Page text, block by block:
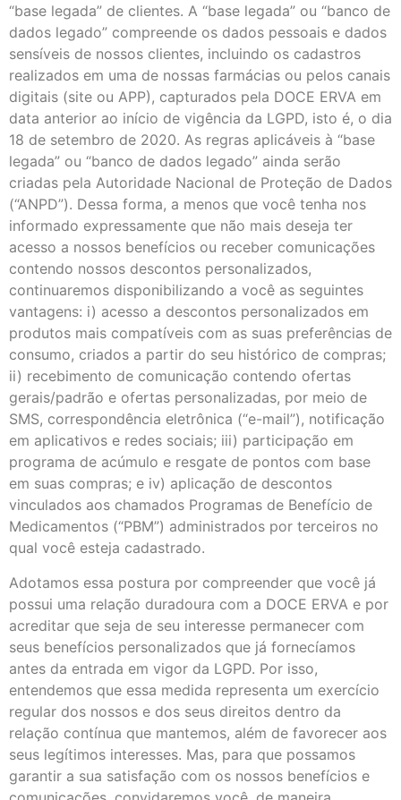
“base legada” de clientes. A “base legada” ou “banco de
dados legado” compreende os dados pessoais e dados
sensíveis de nossos clientes, incluindo os cadastros
realizados em uma de nossas farmácias ou pelos canais
digitais (site ou APP), capturados pela DOCE ERVA em
data anterior ao início de vigência da LGPD, isto é, o dia
18 de setembro de 2020. As regras aplicáveis à “base
legada” ou “banco de dados legado” ainda serão
criadas pela Autoridade Nacional de Proteção de Dados
(“ANPD”). Dessa forma, a menos que você tenha nos
informado expressamente que não mais deseja ter
acesso a nossos benefícios ou receber comunicações
contendo nossos descontos personalizados,
continuaremos disponibilizando a você as seguintes
vantagens: i) acesso a descontos personalizados em
produtos mais compatíveis com as suas preferências de
consumo, criados a partir do seu histórico de compras;
ii) recebimento de comunicação contendo ofertas
gerais/padrão e ofertas personalizadas, por meio de
SMS, correspondência eletrônica (“e-mail”), notificação
em aplicativos e redes sociais; iii) participação em
programa de acúmulo e resgate de pontos com base
em suas compras; e iv) aplicação de descontos
vinculados aos chamados Programas de Benefício de
Medicamentos (“PBM”) administrados por terceiros no
qual você esteja cadastrado.
Adotamos essa postura por compreender que você já
possui uma relação duradoura com a DOCE ERVA e por
acreditar que seja de seu interesse permanecer com
seus benefícios personalizados que já fornecíamos
antes da entrada em vigor da LGPD. Por isso,
entendemos que essa medida representa um exercício
regular dos nossos e dos seus direitos dentro da
relação contínua que mantemos, além de favorecer aos
seus legítimos interesses. Mas, para que possamos
garantir a sua satisfação com os nossos benefícios e